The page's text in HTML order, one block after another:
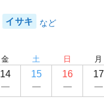
イサキ
金
14
土
15
日
16
月
17